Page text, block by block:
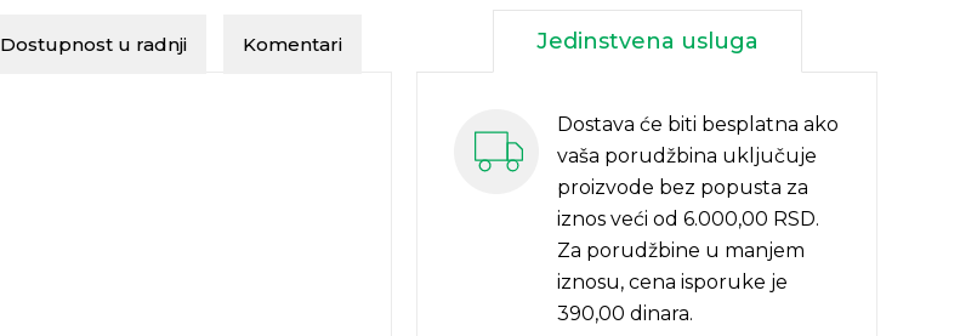
Dostupnost u radnji Komentari Jedinstvena usluga
Dostava će biti besplatna ako
vaša porudžbina uključuje
proizvode bez popusta za
iznos veći od 6.000,00 RSD.
Za porudžbine u manjem
iznosu, cena isporuke je
390,00 dinara.